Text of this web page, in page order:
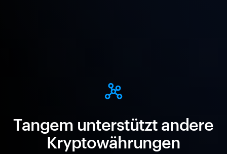
Tangem unterstützt andere
Kryptowährungen